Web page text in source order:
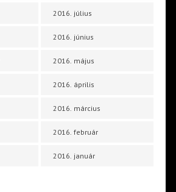
2016. július
2016. június
2016. május
2016. április
2016. március
2016. február
2016. január